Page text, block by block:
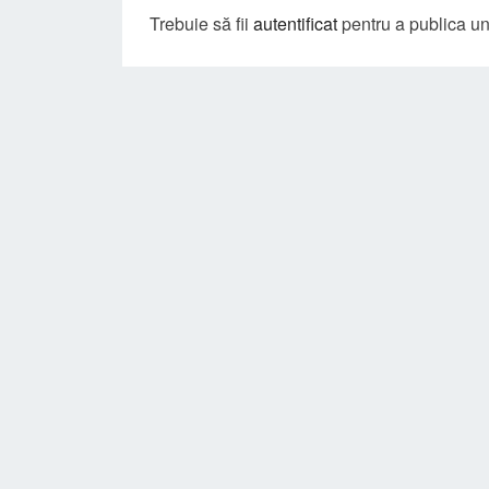
Trebuie să fii autentificat pentru a publica